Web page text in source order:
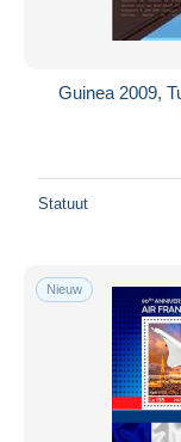
Guinea 2009,
Statuut
Nieuw